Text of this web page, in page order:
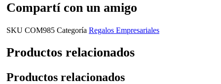
Compartí con un amigo
SKU COM985 Categoría Regalos Empresariales
Productos relacionados
Productos relacionados